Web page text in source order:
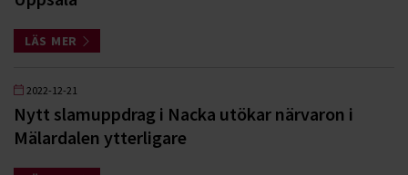
LÄS MER
2022-12-21
Nytt slamuppdrag i Nacka utökar närvaron i
Mälardalen ytterligare